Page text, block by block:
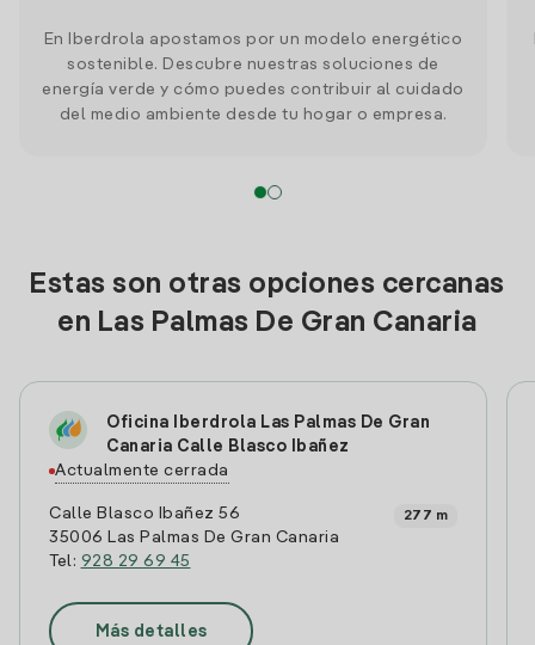
En Iberdrola apostamos por un modelo energético
sostenible. Descubre nuestras soluciones de
energía verde y cómo puedes contribuir al cuidado
del medio ambiente desde tu hogar o empresa.
Estas son otras opciones cercanas
en Las Palmas De Gran Canaria
Oficina Iberdrola Las Palmas De Gran
Canaria Calle Blasco Ibañez
Actualmente cerrada
Calle Blasco Ibañez 56
35006 Las Palmas De Gran Canaria
Tel: 928 29 69 45
277 m
Más detalles